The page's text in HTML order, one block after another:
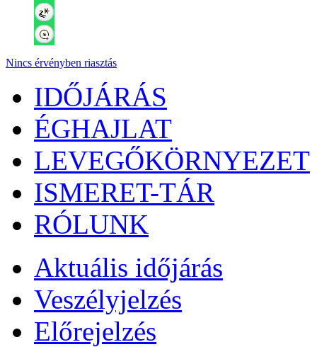
Nincs érvényben riasztás
IDŐJÁRÁS
ÉGHAJLAT
LEVEGŐKÖRNYEZET
ISMERET-TÁR
RÓLUNK
Aktuális időjárás
Veszélyjelzés
Előrejelzés